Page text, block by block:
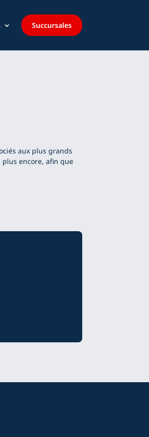
Succursales
aux plus grands
encore, afin que